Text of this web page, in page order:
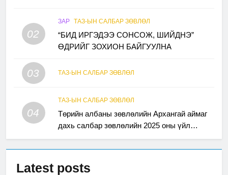
02
ЗАР ТАЗ-ЫН САЛБАР ЗӨВЛӨЛ
“БИД ИРГЭДЭЭ СОНСОЖ, ШИЙДНЭ”
ӨДРИЙГ ЗОХИОН БАЙГУУЛНА
03 ТАЗ-ЫН САЛБАР ЗӨВЛӨЛ
04
ТАЗ-ЫН САЛБАР ЗӨВЛӨЛ
Төрийн албаны зөвлөлийн Архангай аймаг
дахь салбар зөвлөлийн 2025 оны үйл
ажиллагааны жилийн төлөвлөгөө
Latest posts